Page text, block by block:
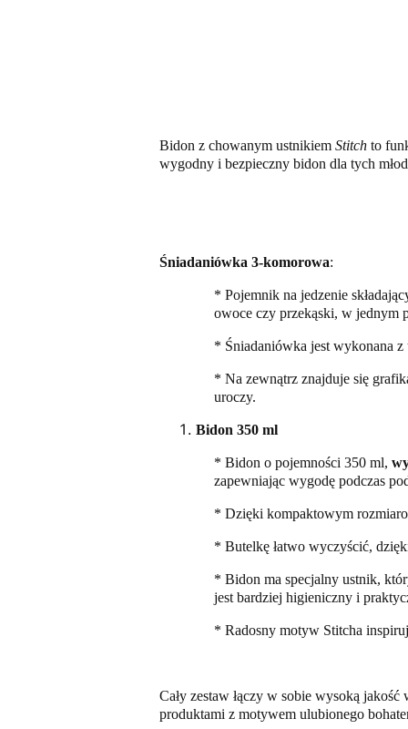
Bidon z chowanym ustnikiem Stitch to
wygodny i bezpieczny bidon dla tych
Śniadaniówka 3-komorowa:
* Pojemnik na jedzenie
owoce czy przekąski, w jednym
* Śniadaniówka jest wykonana
* Na zewnątrz znajduje się
uroczy.
Bidon 350 ml
* Bidon o pojemności 350 ml,
zapewniając wygodę podczas
* Dzięki kompaktowym
* Butelkę łatwo wyczyścić,
* Bidon ma specjalny ustnik,
jest bardziej higieniczny i
* Radosny motyw Stitcha
Cały zestaw łączy w sobie wysoką
produktami z motywem ulubionego